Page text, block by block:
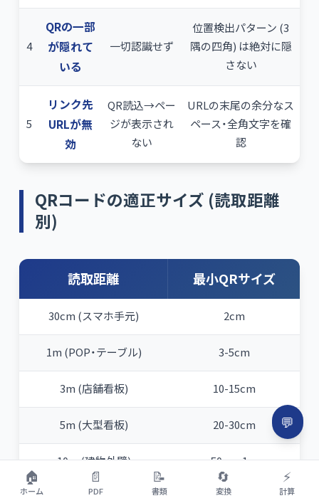
4
QRの一部
が隠れて
いる
一切認識せず
位置検出パターン (3
隅の四角) は絶対に隠
さない
5
リンク先
URLが無
効
QR読込→ペー
ジが表示され
ない
URLの末尾の余分なス
ペース・全角文字を確
認
QRコードの適正サイズ (読取距離
別)
読取距離 最小QRサイズ
30cm (スマホ手元) 2cm
1m (POP・テーブル) 3-5cm
3m (店舗看板) 10-15cm
5m (大型看板) 20-30cm
10m (建物外壁) 50cm-1m
🏠
ホーム
📄
PDF
📝
書類
🔄
変換
⚡
計算
💬